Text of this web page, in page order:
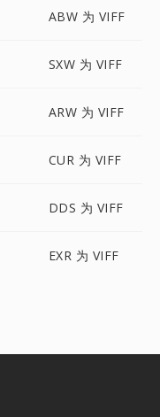
ABW 为 VIFF
SXW 为 VIFF
ARW 为 VIFF
CUR 为 VIFF
DDS 为 VIFF
EXR 为 VIFF